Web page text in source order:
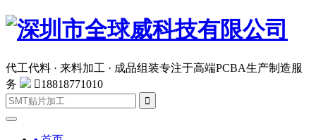
代工代料 · 来料加工 · 成品组装专注于高端PCBA生产制造服
务
18818771010
